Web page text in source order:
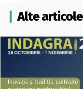
Alte articole